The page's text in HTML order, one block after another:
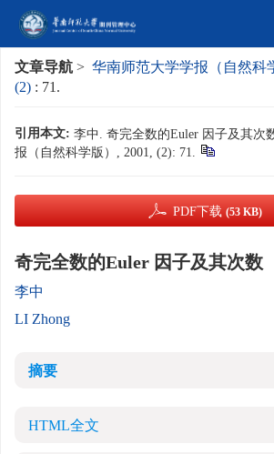
文章导航 > 华南师范大学学报（自然科
(2) : 71.
引用本文: 李中. 奇完全数的Euler 因子及其次
报（自然科学版）, 2001, (2): 71.
PDF下载 (53 KB)
奇完全数的Euler 因子及其次数
李中
LI Zhong
摘要
HTML全文